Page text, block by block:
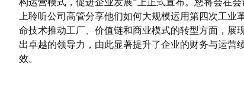
构运营模式，促进企业发展”上正式宣布。您将会在会
上聆听公司高管分享他们如何大规模运用第四次工业
命技术推动工厂、价值链和商业模式的转型方面，展
出卓越的领导力，由此显著提升了企业的财务与运营
效。